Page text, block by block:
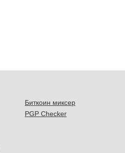
Биткоин миксер
PGP Checker